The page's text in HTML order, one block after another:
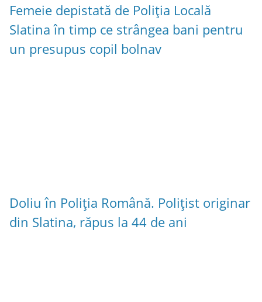
Femeie depistată de Poliția Locală
Slatina în timp ce strângea bani pentru
un presupus copil bolnav
Doliu în Poliția Română. Polițist originar
din Slatina, răpus la 44 de ani